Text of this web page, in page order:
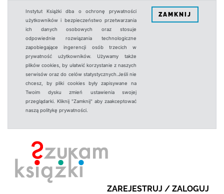
Instytut Książki dba o ochronę prywatności
użytkowników i bezpieczeństwo przetwarzania
ich danych osobowych oraz stosuje
odpowiednie rozwiązania technologiczne
zapobiegające ingerencji osób trzecich w
prywatność użytkowników. Używamy także
plików cookies, by ułatwić korzystanie z naszych
serwisów oraz do celów statystycznych.Jeśli nie
chcesz, by pliki cookies były zapisywane na
Twoim dysku zmień ustawienia swojej
przeglądarki. Kliknij "Zamknij" aby zaakceptować
naszą politykę prywatności.
ZAMKNIJ
ZAREJESTRUJ / ZALOGUJ